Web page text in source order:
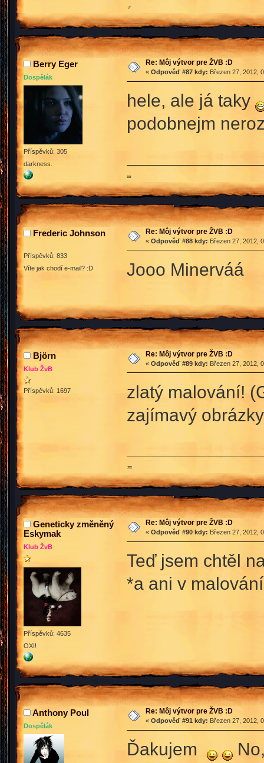
♂
Berry Eger
Dospělák
Příspěvků: 305
darkness.
Re: Môj výtvor pre ŽVB :D
« Odpověď #87 kdy: Březen 27, 2012,
hele, ale já taky
podobnejm
∞
Frederic Johnson
Příspěvků: 833
Víte jak chodí e-mail? :D
Re: Môj výtvor pre ŽVB :D
« Odpověď #88 kdy: Březen 27, 2012,
Jooo Minerváá
Björn
Klub ŽvB
Příspěvků: 1697
Re: Môj výtvor pre ŽVB :D
« Odpověď #89 kdy: Březen 27, 2012,
zlatý malování!
zajímavý
♒
Geneticky změněný
Eskymak
Klub ŽvB
Příspěvků: 4635
OXI!
Re: Môj výtvor pre ŽVB :D
« Odpověď #90 kdy: Březen 27, 2012,
Teď jsem chtěl
*a ani v
Anthony Poul
Dospělák
Re: Môj výtvor pre ŽVB :D
« Odpověď #91 kdy: Březen 27, 2012,
Ďakujem